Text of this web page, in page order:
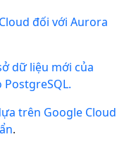
đối với Aurora
dữ liệu mới của
PostgreSQL.
trên Google Cloud
.